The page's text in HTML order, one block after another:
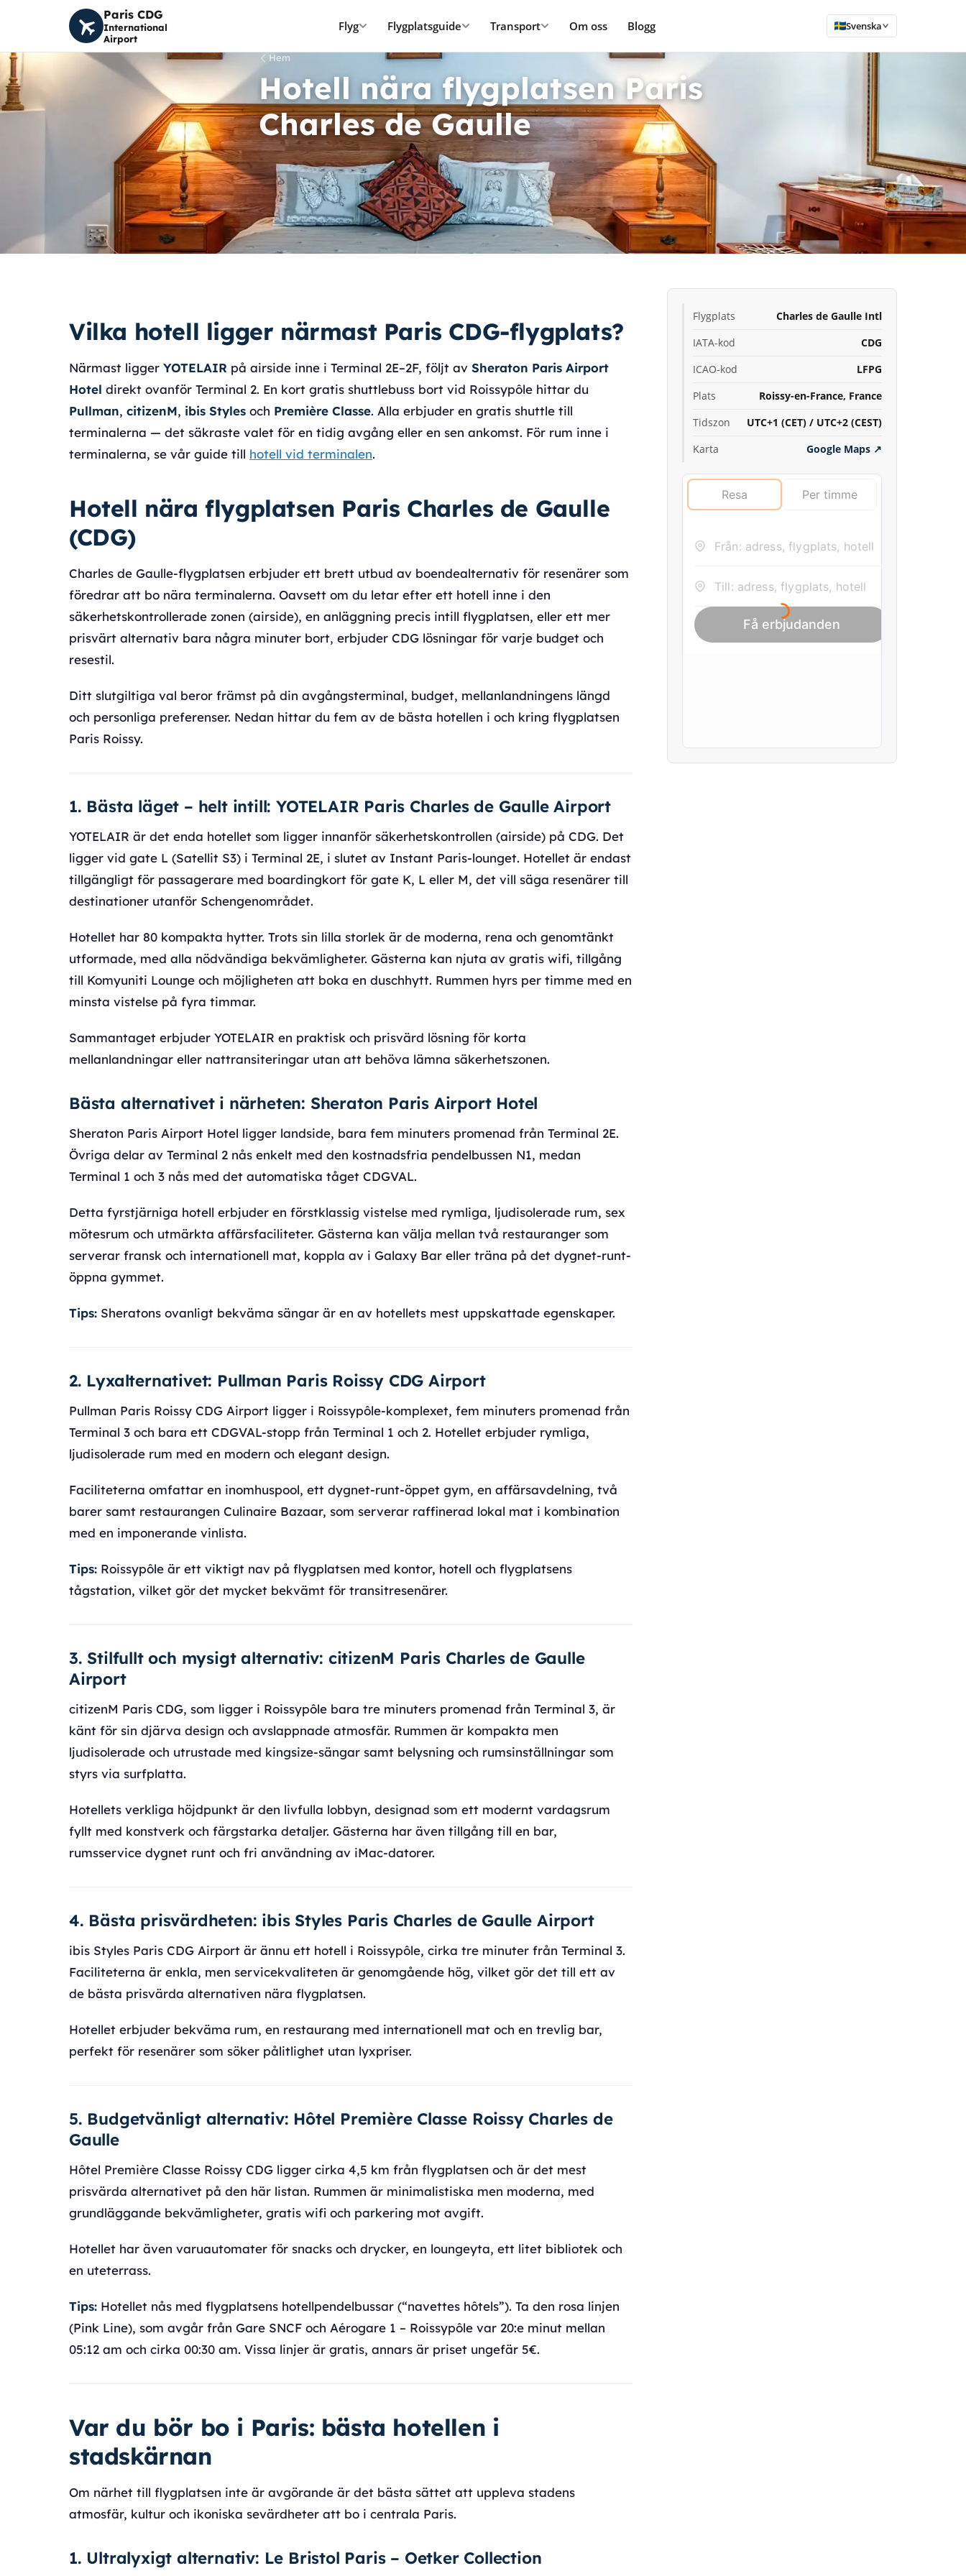
Paris CDG
International
Airport
Flyg Flygplatsguide Transport Om oss Blogg Svenska
Hem
Hotell nära flygplatsen Paris
Charles de Gaulle
Vilka hotell ligger närmast Paris CDG-flygplats?
Närmast ligger YOTELAIR på airside inne i Terminal 2E–2F, följt av Sheraton Paris Airport
Hotel direkt ovanför Terminal 2. En kort gratis shuttlebuss bort vid Roissypôle hittar du
Pullman, citizenM, ibis Styles och Première Classe. Alla erbjuder en gratis shuttle till
terminalerna — det säkraste valet för en tidig avgång eller en sen ankomst. För rum inne i
terminalerna, se vår guide till hotell vid terminalen.
Hotell nära flygplatsen Paris Charles de Gaulle
(CDG)
Charles de Gaulle-flygplatsen erbjuder ett brett utbud av boendealternativ för resenärer som
föredrar att bo nära terminalerna. Oavsett om du letar efter ett hotell inne i den
säkerhetskontrollerade zonen (airside), en anläggning precis intill flygplatsen, eller ett mer
prisvärt alternativ bara några minuter bort, erbjuder CDG lösningar för varje budget och
resestil.
Ditt slutgiltiga val beror främst på din avgångsterminal, budget, mellanlandningens längd
och personliga preferenser. Nedan hittar du fem av de bästa hotellen i och kring flygplatsen
Paris Roissy.
1. Bästa läget – helt intill: YOTELAIR Paris Charles de Gaulle Airport
YOTELAIR är det enda hotellet som ligger innanför säkerhetskontrollen (airside) på CDG. Det
ligger vid gate L (Satellit S3) i Terminal 2E, i slutet av Instant Paris-lounget. Hotellet är endast
tillgängligt för passagerare med boardingkort för gate K, L eller M, det vill säga resenärer till
destinationer utanför Schengenområdet.
Hotellet har 80 kompakta hytter. Trots sin lilla storlek är de moderna, rena och genomtänkt
utformade, med alla nödvändiga bekvämligheter. Gästerna kan njuta av gratis wifi, tillgång
till Komyuniti Lounge och möjligheten att boka en duschhytt. Rummen hyrs per timme med en
minsta vistelse på fyra timmar.
Sammantaget erbjuder YOTELAIR en praktisk och prisvärd lösning för korta
mellanlandningar eller nattransiteringar utan att behöva lämna säkerhetszonen.
Bästa alternativet i närheten: Sheraton Paris Airport Hotel
Sheraton Paris Airport Hotel ligger landside, bara fem minuters promenad från Terminal 2E.
Övriga delar av Terminal 2 nås enkelt med den kostnadsfria pendelbussen N1, medan
Terminal 1 och 3 nås med det automatiska tåget CDGVAL.
Detta fyrstjärniga hotell erbjuder en förstklassig vistelse med rymliga, ljudisolerade rum, sex
mötesrum och utmärkta affärsfaciliteter. Gästerna kan välja mellan två restauranger som
serverar fransk och internationell mat, koppla av i Galaxy Bar eller träna på det dygnet-runt-
öppna gymmet.
Tips: Sheratons ovanligt bekväma sängar är en av hotellets mest uppskattade egenskaper.
2. Lyxalternativet: Pullman Paris Roissy CDG Airport
Pullman Paris Roissy CDG Airport ligger i Roissypôle-komplexet, fem minuters promenad från
Terminal 3 och bara ett CDGVAL-stopp från Terminal 1 och 2. Hotellet erbjuder rymliga,
ljudisolerade rum med en modern och elegant design.
Faciliteterna omfattar en inomhuspool, ett dygnet-runt-öppet gym, en affärsavdelning, två
barer samt restaurangen Culinaire Bazaar, som serverar raffinerad lokal mat i kombination
med en imponerande vinlista.
Tips: Roissypôle är ett viktigt nav på flygplatsen med kontor, hotell och flygplatsens
tågstation, vilket gör det mycket bekvämt för transitresenärer.
3. Stilfullt och mysigt alternativ: citizenM Paris Charles de Gaulle
Airport
citizenM Paris CDG, som ligger i Roissypôle bara tre minuters promenad från Terminal 3, är
känt för sin djärva design och avslappnade atmosfär. Rummen är kompakta men
ljudisolerade och utrustade med kingsize-sängar samt belysning och rumsinställningar som
styrs via surfplatta.
Hotellets verkliga höjdpunkt är den livfulla lobbyn, designad som ett modernt vardagsrum
fyllt med konstverk och färgstarka detaljer. Gästerna har även tillgång till en bar,
rumsservice dygnet runt och fri användning av iMac-datorer.
4. Bästa prisvärdheten: ibis Styles Paris Charles de Gaulle Airport
ibis Styles Paris CDG Airport är ännu ett hotell i Roissypôle, cirka tre minuter från Terminal 3.
Faciliteterna är enkla, men servicekvaliteten är genomgående hög, vilket gör det till ett av
de bästa prisvärda alternativen nära flygplatsen.
Hotellet erbjuder bekväma rum, en restaurang med internationell mat och en trevlig bar,
perfekt för resenärer som söker pålitlighet utan lyxpriser.
5. Budgetvänligt alternativ: Hôtel Première Classe Roissy Charles de
Gaulle
Hôtel Première Classe Roissy CDG ligger cirka 4,5 km från flygplatsen och är det mest
prisvärda alternativet på den här listan. Rummen är minimalistiska men moderna, med
grundläggande bekvämligheter, gratis wifi och parkering mot avgift.
Hotellet har även varuautomater för snacks och drycker, en loungeyta, ett litet bibliotek och
en uteterrass.
Tips: Hotellet nås med flygplatsens hotellpendelbussar (“navettes hôtels”). Ta den rosa linjen
(Pink Line), som avgår från Gare SNCF och Aérogare 1 – Roissypôle var 20:e minut mellan
05:12 am och cirka 00:30 am. Vissa linjer är gratis, annars är priset ungefär 5€.
Var du bör bo i Paris: bästa hotellen i
stadskärnan
Om närhet till flygplatsen inte är avgörande är det bästa sättet att uppleva stadens
atmosfär, kultur och ikoniska sevärdheter att bo i centrala Paris.
1. Ultralyxigt alternativ: Le Bristol Paris – Oetker Collection
Flygplats
Charles de Gaulle Intl
IATA-kod
CDG
ICAO-kod
LFPG
Plats
Roissy-en-France, France
Tidszon
UTC+1 (CET) / UTC+2 (CEST)
Karta
Google Maps ↗